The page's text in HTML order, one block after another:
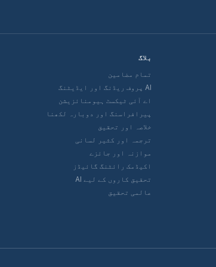
بلاگ
تمام مضامین
AI پروف ریڈنگ اور ایڈیٹنگ
اے آئی ٹیکسٹ ہیومنائزیشن
پیرافراسنگ اور دوبارہ لکھنا
خلاصہ اور تحقیق
ترجمہ اور کثیر لسانی
موازنہ اور جائزے
اکیڈمک رائٹنگ گائیڈز
تحقیق کاروں کے لیے AI
عالمی تحقیق